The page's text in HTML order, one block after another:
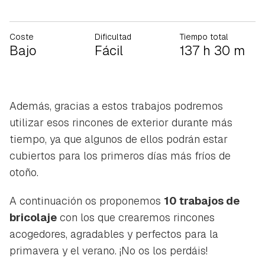
Coste
Bajo
Dificultad
Fácil
Tiempo total
137 h 30 m
Además, gracias a estos trabajos podremos
utilizar esos rincones de exterior durante más
tiempo, ya que algunos de ellos podrán estar
cubiertos para los primeros días más fríos de
otoño.
A continuación os proponemos 10 trabajos de
bricolaje con los que crearemos rincones
acogedores, agradables y perfectos para la
primavera y el verano. ¡No os los perdáis!